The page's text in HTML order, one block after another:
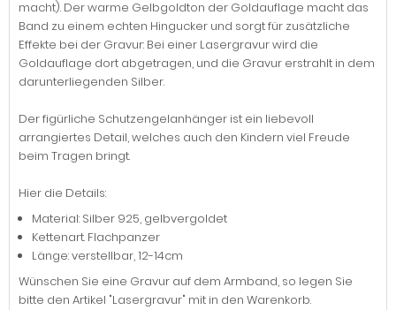
macht). Der warme Gelbgoldton der Goldauflage macht das
Band zu einem echten Hingucker und sorgt für zusätzliche
Effekte bei der Gravur: Bei einer Lasergravur wird die
Goldauflage dort abgetragen, und die Gravur erstrahlt in dem
darunterliegenden Silber.
Der figürliche Schutzengelanhänger ist ein liebevoll
arrangiertes Detail, welches auch den Kindern viel Freude
beim Tragen bringt.
Hier die Details:
Material: Silber 925, gelbvergoldet
Kettenart. Flachpanzer
Länge: verstellbar, 12-14cm
Wünschen Sie eine Gravur auf dem Armband, so legen Sie
bitte den Artikel "Lasergravur" mit in den Warenkorb.